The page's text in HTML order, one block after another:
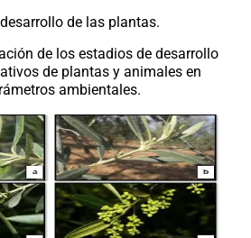
de las plantas.
de los estadios de desarrollo
de plantas y animales en
ambientales.